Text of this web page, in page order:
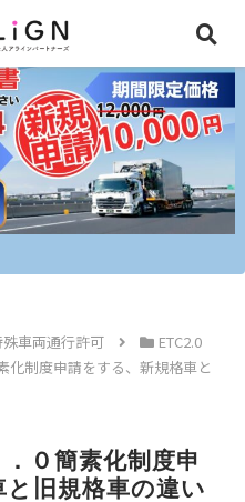
車両通行許可
ETC2.0
化制度申請をする、新規格車と
０簡素化制度申
旧規格車の違い